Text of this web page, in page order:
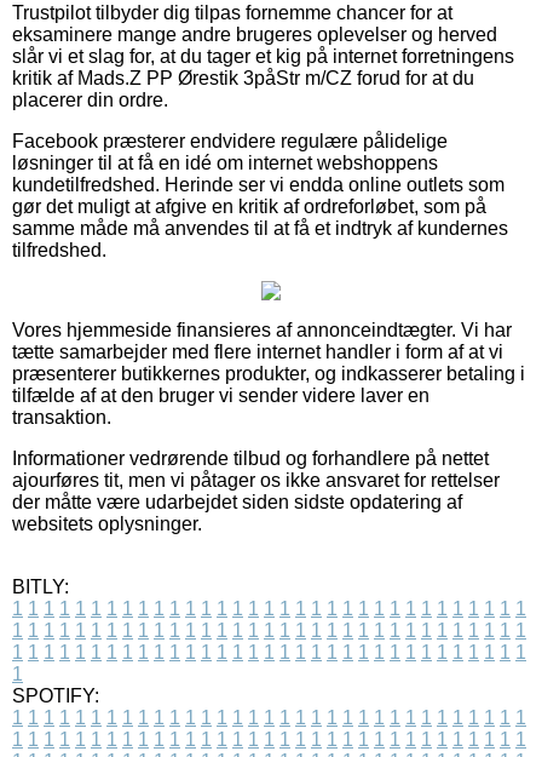
Trustpilot tilbyder dig tilpas fornemme chancer for at
eksaminere mange andre brugeres oplevelser og herved
slår vi et slag for, at du tager et kig på internet forretningens
kritik af Mads.Z PP Ørestik 3påStr m/CZ forud for at du
placerer din ordre.
Facebook præsterer endvidere regulære pålidelige
løsninger til at få en idé om internet webshoppens
kundetilfredshed. Herinde ser vi endda online outlets som
gør det muligt at afgive en kritik af ordreforløbet, som på
samme måde må anvendes til at få et indtryk af kundernes
tilfredshed.
Vores hjemmeside finansieres af annonceindtægter. Vi har
tætte samarbejder med flere internet handler i form af at vi
præsenterer butikkernes produkter, og indkasserer betaling i
tilfælde af at den bruger vi sender videre laver en
transaktion.
Informationer vedrørende tilbud og forhandlere på nettet
ajourføres tit, men vi påtager os ikke ansvaret for rettelser
der måtte være udarbejdet siden sidste opdatering af
websitets oplysninger.
BITLY:
1 1 1 1 1 1 1 1 1 1 1 1 1 1 1 1 1 1 1 1 1 1 1 1 1 1 1 1 1 1 1 1 1
1 1 1 1 1 1 1 1 1 1 1 1 1 1 1 1 1 1 1 1 1 1 1 1 1 1 1 1 1 1 1 1 1
1 1 1 1 1 1 1 1 1 1 1 1 1 1 1 1 1 1 1 1 1 1 1 1 1 1 1 1 1 1 1 1 1
1
SPOTIFY:
1 1 1 1 1 1 1 1 1 1 1 1 1 1 1 1 1 1 1 1 1 1 1 1 1 1 1 1 1 1 1 1 1
1 1 1 1 1 1 1 1 1 1 1 1 1 1 1 1 1 1 1 1 1 1 1 1 1 1 1 1 1 1 1 1 1